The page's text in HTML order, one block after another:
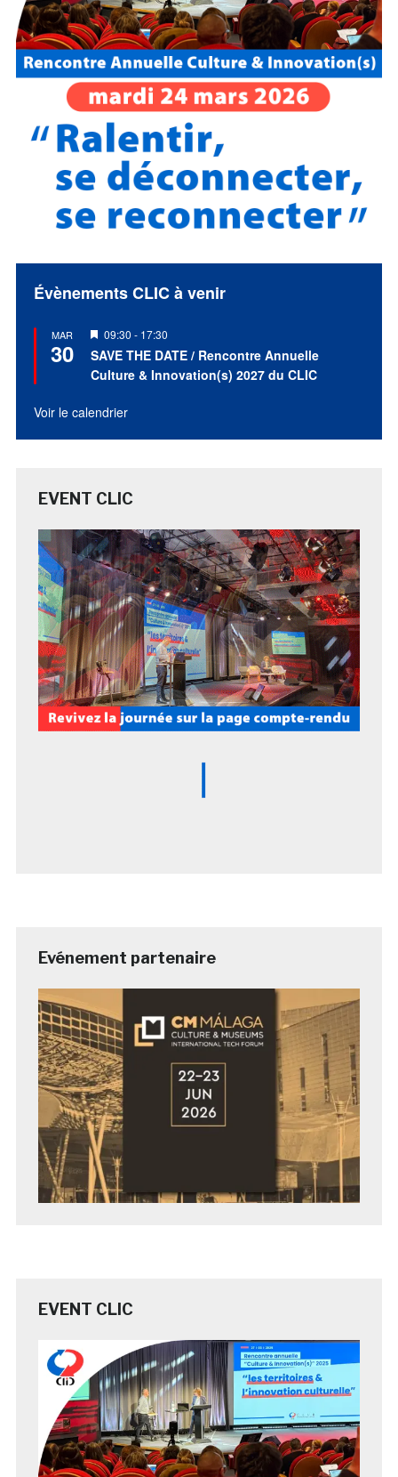
Évènements CLIC à venir
MAR
30
Mis
en
avant
09:30 - 17:30
SAVE THE DATE / Rencontre Annuelle
Culture & Innovation(s) 2027 du CLIC
Voir le calendrier
EVENT CLIC
Evénement partenaire
EVENT CLIC